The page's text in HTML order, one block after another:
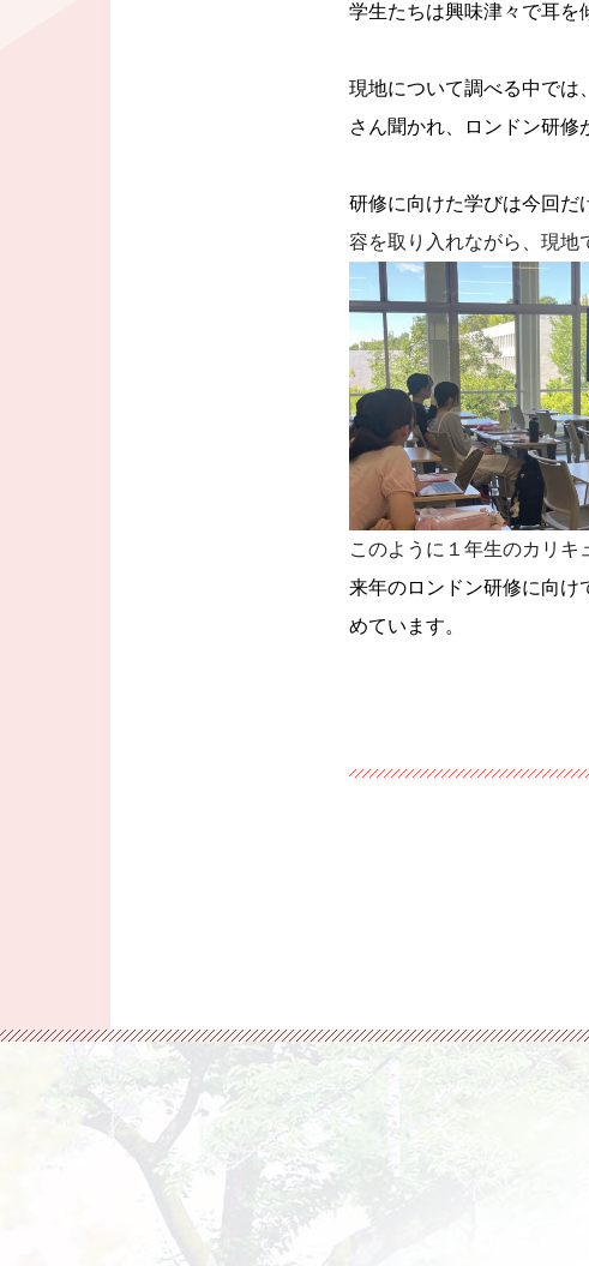
学生たちは興味津々で耳を
現地について調べる中では
さん聞かれ、
ロンドン研修
研修に向けた学びは今回だ
容を取り入れながら、現地
このように１年生のカリキ
来年のロンドン研修に向け
めています。